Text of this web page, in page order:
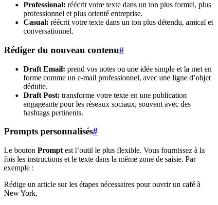
Professional: réécrit votre texte dans un ton plus formel, plus
professionnel et plus orienté entreprise.
Casual: réécrit votre texte dans un ton plus détendu, amical et
conversationnel.
Rédiger du nouveau contenu#
Draft Email: prend vos notes ou une idée simple et la met en
forme comme un e-mail professionnel, avec une ligne d’objet
déduite.
Draft Post: transforme votre texte en une publication
engageante pour les réseaux sociaux, souvent avec des
hashtags pertinents.
Prompts personnalisés#
Le bouton Prompt est l’outil le plus flexible. Vous fournissez à la
fois les instructions et le texte dans la même zone de saisie. Par
exemple :
Rédige un article sur les étapes nécessaires pour ouvrir un café à
New York.